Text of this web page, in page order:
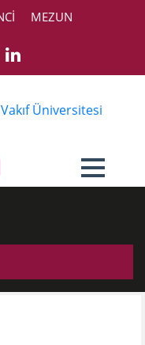
MEZUN
Üniversitesi